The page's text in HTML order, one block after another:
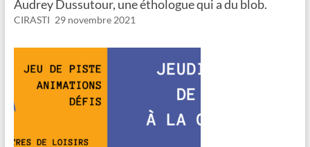
Audrey Dussutour, une éthologue qui a du blob.
CIRASTI 29 novembre 2021